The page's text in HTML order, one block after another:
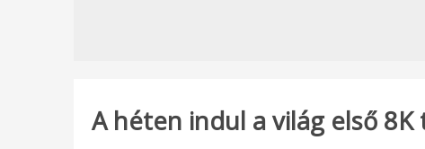
A héten indul a világ első